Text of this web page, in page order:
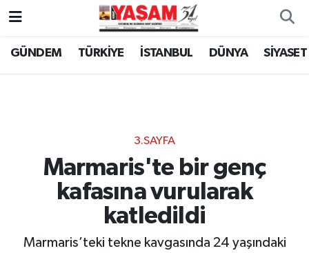
GÜNDEM TÜRKİYE İSTANBUL DÜNYA SİYASET
3.SAYFA
Marmaris'te bir genç
kafasına vurularak
katledildi
Marmaris’teki tekne kavgasında 24 yaşındaki